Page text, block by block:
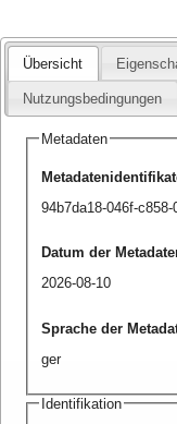
Übersicht
Nutzungsbedingungen
Metadaten
94b7da18-046f-
Datum der
2026-08-10
Sprache der
ger
Identifikation